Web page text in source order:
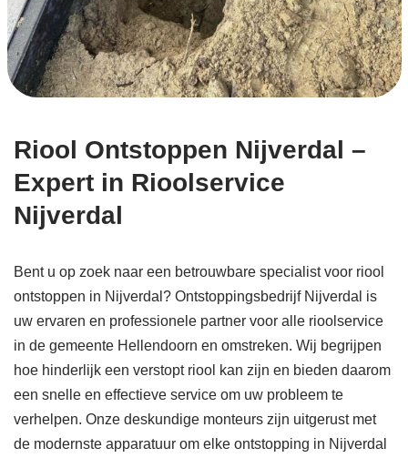
Riool Ontstoppen Nijverdal –
Expert in Rioolservice
Nijverdal
Bent u op zoek naar een betrouwbare specialist voor riool
ontstoppen in Nijverdal? Ontstoppingsbedrijf Nijverdal is
uw ervaren en professionele partner voor alle rioolservice
in de gemeente Hellendoorn en omstreken. Wij begrijpen
hoe hinderlijk een verstopt riool kan zijn en bieden daarom
een snelle en effectieve service om uw probleem te
verhelpen. Onze deskundige monteurs zijn uitgerust met
de modernste apparatuur om elke ontstopping in Nijverdal